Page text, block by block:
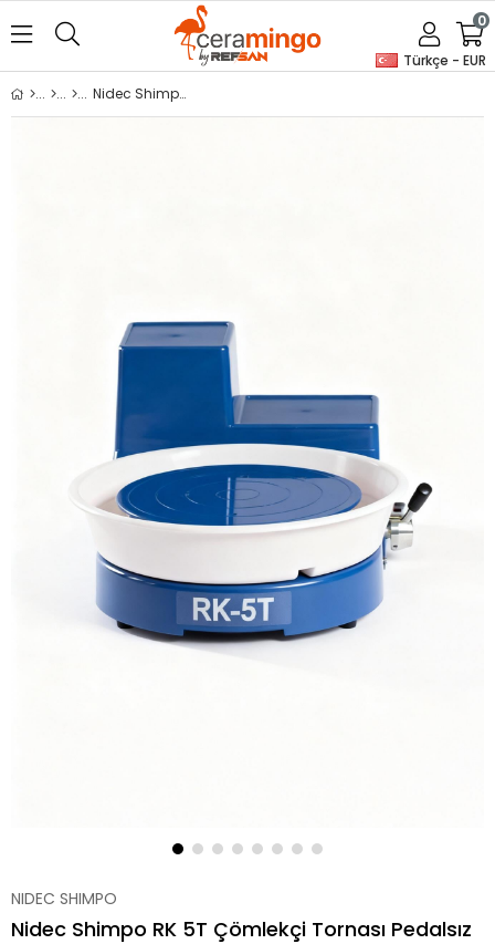
Türkçe - EUR
0
Nidec Shimpo RK 5T Çömlekçi Tornası Pedalsız
NIDEC SHIMPO
Nidec Shimpo RK 5T Çömlekçi Tornası Pedalsız